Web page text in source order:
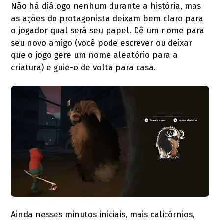
Não há diálogo nenhum durante a história, mas
as ações do protagonista deixam bem claro para
o jogador qual será seu papel. Dê um nome para
seu novo amigo (você pode escrever ou deixar
que o jogo gere um nome aleatório para a
criatura) e guie-o de volta para casa.
Ainda nesses minutos iniciais, mais calicórnios,